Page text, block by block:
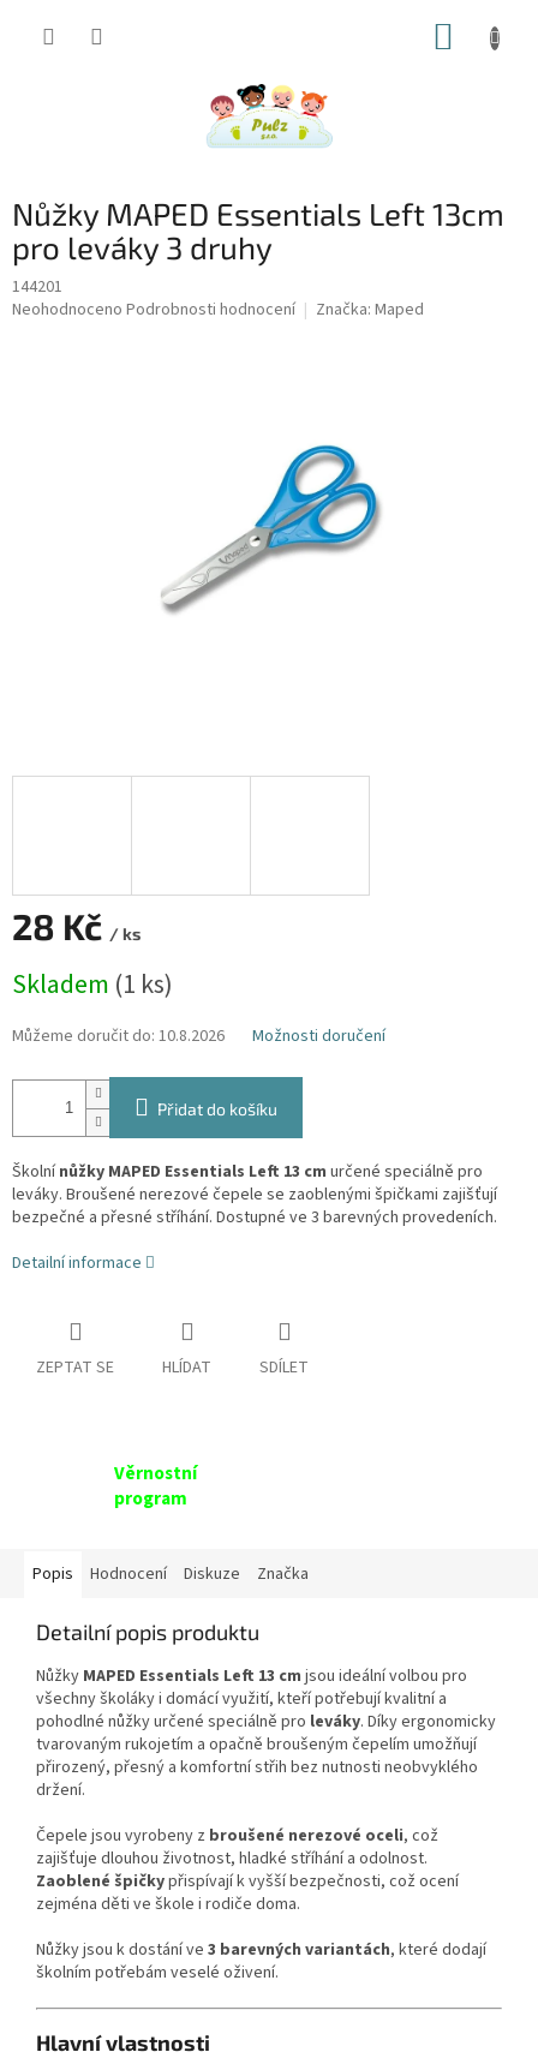
Nůžky MAPED Essentials Left 13cm
pro leváky 3 druhy
144201
Průměrné
Neohodnoceno Podrobnosti hodnocení Značka: Maped
28 Kč / ks
cena:
Skladem (1 ks)
Můžeme doručit do: 10.8.2026 Možnosti doručení
Přidat do košíku
Školnínůžky MAPED Essentials Left 13 cm určené speciálně pro
leváky. Broušené nerezové čepele se zaoblenými špičkami zajišťují
bezpečné a přesné stříhání. Dostupné ve 3 barevných provedeních.
Detailní informace
ZEPTAT SE HLÍDAT SDÍLET
Věrnostní
program
Popis Hodnocení Diskuze Značka
Detailní popis produktu
Nůžky MAPED Essentials Left 13 cm jsou ideální volbou pro
všechny školáky i domácí využití, kteří potřebují kvalitní a
pohodlné nůžky určené speciálně pro leváky. Díky ergonomicky
tvarovaným rukojetím a opačně broušeným čepelím umožňují
přirozený, přesný a komfortní střih bez nutnosti neobvyklého
držení.
Čepele jsou vyrobeny z broušené nerezové oceli, což
zajišťuje dlouhou životnost, hladké stříhání a odolnost.
Zaoblené špičkypřispívají k vyšší bezpečnosti, což ocení
zejména děti ve škole i rodiče doma.
Nůžky jsou k dostání ve 3 barevných variantách, které dodají
školním potřebám veselé oživení.
Hlavní vlastnosti